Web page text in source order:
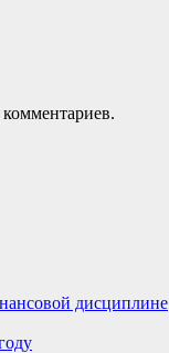
дисциплине